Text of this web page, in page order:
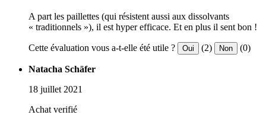
A part les paillettes (qui résistent aussi aux dissolvants
« traditionnels »), il est hyper efficace. Et en plus il sent bon !
Cette évaluation vous a-t-elle été utile ? Oui (2) Non (0)
Natacha Schäfer
18 juillet 2021
Achat verifié